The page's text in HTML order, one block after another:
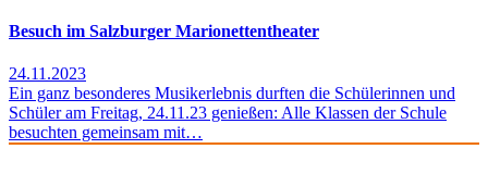
Besuch im Salzburger Marionettentheater
24.11.2023
Ein ganz besonderes Musikerlebnis durften die Schülerinnen und
Schüler am Freitag, 24.11.23 genießen: Alle Klassen der Schule
besuchten gemeinsam mit…